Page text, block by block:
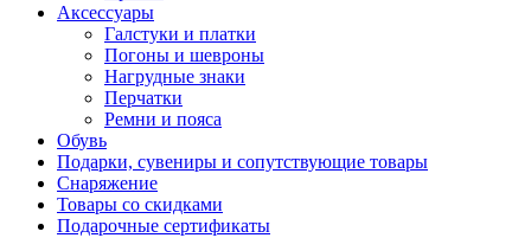
Аксессуары
Галстуки и платки
Погоны и шевроны
Нагрудные знаки
Перчатки
Ремни и пояса
Обувь
Подарки, сувениры и сопутствующие товары
Снаряжение
Товары со скидками
Подарочные сертификаты